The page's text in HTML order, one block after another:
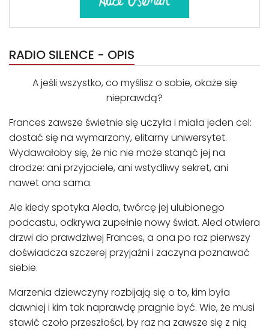
RADIO SILENCE - OPIS
A jeśli wszystko, co myślisz o sobie, okaże się
nieprawdą?
Frances zawsze świetnie się uczyła i miała jeden cel:
dostać się na wymarzony, elitarny uniwersytet.
Wydawałoby się, że nic nie może stanąć jej na
drodze: ani przyjaciele, ani wstydliwy sekret, ani
nawet ona sama.
Ale kiedy spotyka Aleda, twórcę jej ulubionego
podcastu, odkrywa zupełnie nowy świat. Aled otwiera
drzwi do prawdziwej Frances, a ona po raz pierwszy
doświadcza szczerej przyjaźni i zaczyna poznawać
siebie.
Marzenia dziewczyny rozbijają się o to, kim była
dawniej i kim tak naprawdę pragnie być. Wie, że musi
stawić czoło przeszłości, by raz na zawsze się z nią